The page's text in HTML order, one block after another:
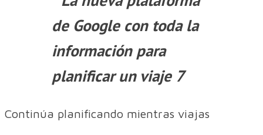
Continúa planificando mientras viajas